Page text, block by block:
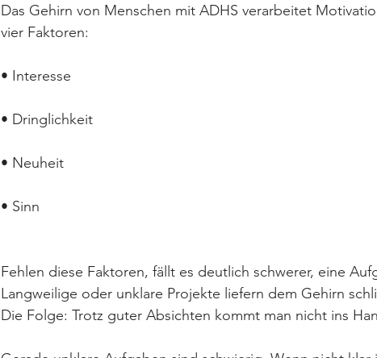
Das Gehirn von Menschen mit ADHS verarbeitet
vier Faktoren:
• Interesse
• Dringlichkeit
• Neuheit
• Sinn
Fehlen diese Faktoren, fällt es deutlich schwerer, eine
Langweilige oder unklare Projekte liefern dem Gehirn
Die Folge: Trotz guter Absichten kommt man nicht ins